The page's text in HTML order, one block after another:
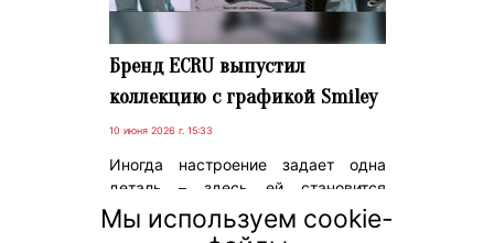
Бренд ECRU выпустил
коллекцию с графикой Smiley
10 июня 2026 г. 15:33
Иногда настроение задает одна
деталь – здесь ей становится
знакомый всем смайлик. Бренд
стильной одежды ECRU выпустил
Мы используем cookie-